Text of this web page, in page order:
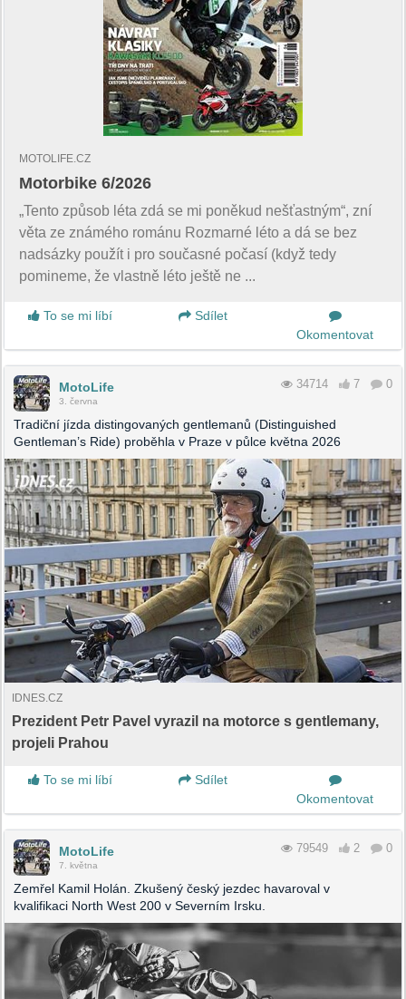
MOTOLIFE.CZ
Motorbike 6/2026
„Tento způsob léta zdá se mi poněkud nešťastným“, zní
věta ze známého románu Rozmarné léto a dá se bez
nadsázky použít i pro současné počasí (když tedy
pomineme, že vlastně léto ještě ne ...
To se mi líbí
Sdílet
Okomentovat
MotoLife
3. června
34714 7 0
Tradiční jízda distingovaných gentlemanů (Distinguished
Gentleman’s Ride) proběhla v Praze v půlce května 2026
IDNES.CZ
Prezident Petr Pavel vyrazil na motorce s gentlemany,
projeli Prahou
To se mi líbí
Sdílet
Okomentovat
MotoLife
7. května
79549 2 0
Zemřel Kamil Holán. Zkušený český jezdec havaroval v
kvalifikaci North West 200 v Severním Irsku.